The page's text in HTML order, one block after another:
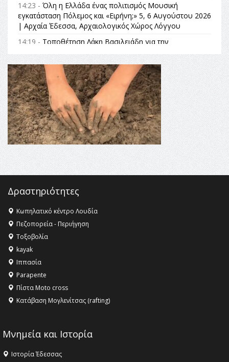
14:23 - Όλη η Ελλάδα ένας πολιτισμός Μουσική
εγκατάσταση Πόλεμος και «Ειρήνη;» 5, 6 Αυγούστου 2026
| Αρχαία Έδεσσα, Αρχαιολογικός Χώρος Λόγγου
14:19 - Τοποθέτηση Λάκη Βασιλειάδη για την
Αναθεώρηση του Συντάγματος: «Σε τέτοιες κορυφαίες
θεσμικές διαδικασίες υπάρχει μόνο η ευθύνη απέναντι
στις επόμενες γενιές»
16:35 -Το πρόγραμμα του ΠΑΟΚ στον δεύτερο γύρο του
Champions League!
16:27 -Όλυμπος: Εντάχθηκε στον Κατάλογο Παγκόσμιας
Κληρονομιάς της UNESCO – Ομόφωνη η απόφαση Ο
Όλυμπος αναγνωρίστηκε ως φυσικό και πολιτιστικό
αγαθό εξέχουσας οικουμενικής αξίας για την
ανθρωπότητα
16:18 - ΕΝΟΡΙΑΚΕΣ ΚΑΛΟΚΑΙΡΙΝΕΣ ΔΡΑΣΕΙΣ ΓΙΑ ΠΑΙΔΙΑ
Δραστηριότητες
Κωπηλατικό κέντρο Λουδία
Πεζοπορεία - Περιήγηση
Τοξοβολία
kayak
Ιππασία
Parapente
Πίστα Moto cross
Κατάβαση Μογλενίτσας (rafting)
Μνημεία και Ιστορία
Ιστορία Έδεσσας